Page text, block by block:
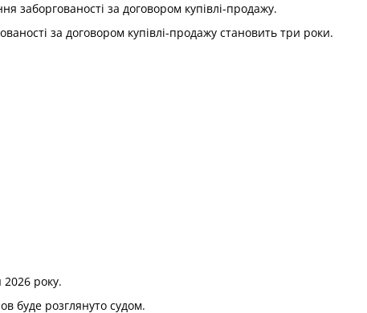
заборгованості за договором купівлі-продажу.
за договором купівлі-продажу становить три роки.
2026 року.
буде розглянуто судом.